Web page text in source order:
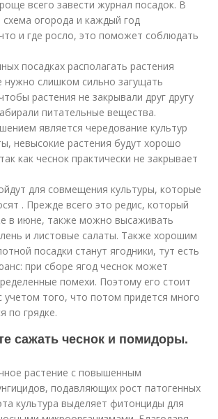
всего завести журнал посадок. В
схема огорода и каждый год
и где росло, это поможет соблюдать
посадках располагать растения
нужно слишком сильно загущать
растения не закрывали друг другу
питательные вещества.
является чередование культур
невысокие растения будут хорошо
как чеснок практически не закрывает
для совмещения культуры, которые
. Прежде всего это редис, который
в июне, также можно высаживать
и листовые салаты. Также хорошим
посадки станут ягодники, тут есть
при сборе ягод чеснок может
помехи. Поэтому его стоит
учетом того, что потом придется много
по грядке.
сажать чеснок и помидоры.
растение с повышенным
подавляющих рост патогенных
культура выделяет фитонциды для